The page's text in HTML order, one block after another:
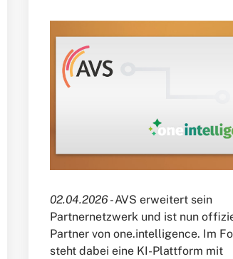
02.04.2026 -AVS erweitert sein
Partnernetzwerk und ist nun
Partner von one.intelligence. Im
steht dabei eine KI-Plattform mit